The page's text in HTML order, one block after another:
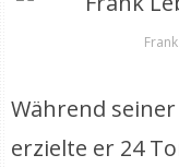
Während
erzielte er 24